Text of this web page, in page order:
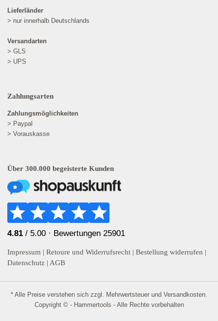
Lieferländer
> nur innerhalb Deutschlands
Versandarten
> GLS
> UPS
Zahlungsarten
Zahlungsmöglichkeiten
> Paypal
> Vorauskasse
Über 300.000 begeisterte Kunden
4.81 / 5.00 · Bewertungen 25901
Impressum | Retoure und Widerrufsrecht | Bestellung widerrufen |
Datenschutz | AGB
* Alle Preise verstehen sich zzgl. Mehrwertsteuer und Versandkosten.
Copyright © - Hammertools - Alle Rechte vorbehalten